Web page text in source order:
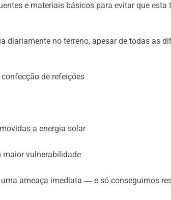
e materiais básicos para evitar que
diariamente no terreno, apesar de todas as
de refeições
a energia solar
maior vulnerabilidade
ameaça imediata ― e só conseguimos